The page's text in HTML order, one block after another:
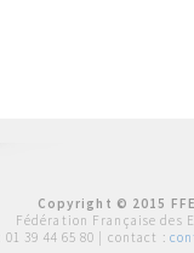
Copyright © 2015
Fédération Française des
01 39 44 65 80 | contact :